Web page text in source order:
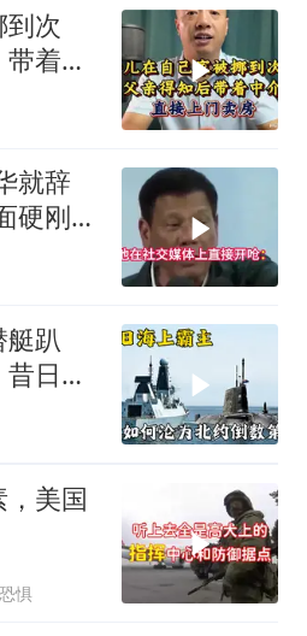
次
着中
就辞
硬刚：
趴
日的
美国
惧